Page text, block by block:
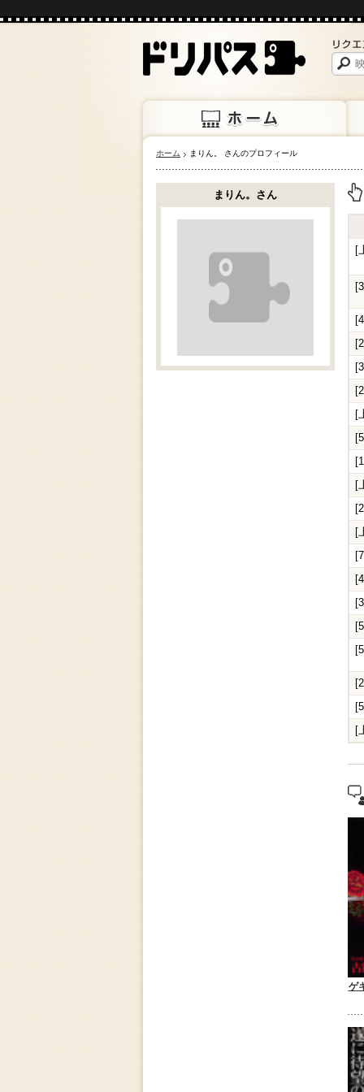
ホーム 上映
ホーム まりん。 さんのプロフィール
上
[
[
[
[
[
"
ゲ
まりん。さん